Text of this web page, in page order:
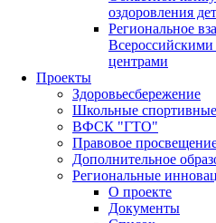
оздоровления
Региональное
центрами
Проекты
Здоровьесбережение
Школьные
ВФСК "ГТО"
Правовое
Дополнительное
Региональные
О проекте
Документы